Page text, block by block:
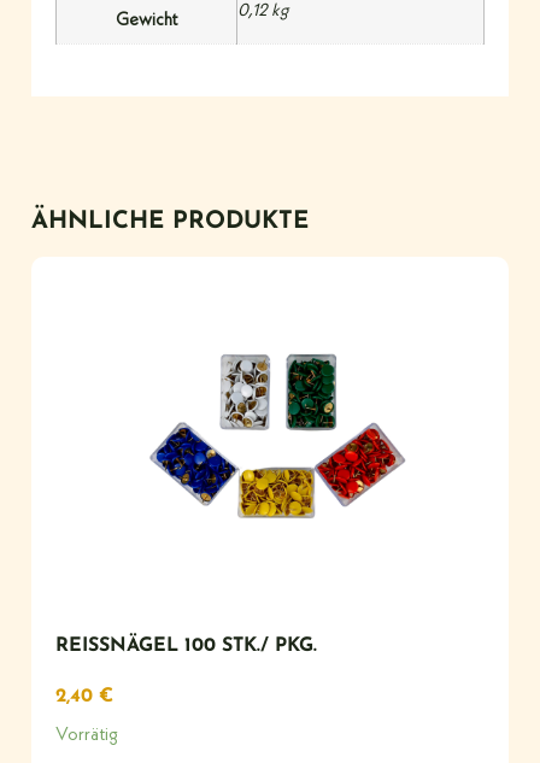
Gewicht
0,12 kg
ÄHNLICHE PRODUKTE
REISSNÄGEL 100 STK./ PKG.
2,40 €
Vorrätig